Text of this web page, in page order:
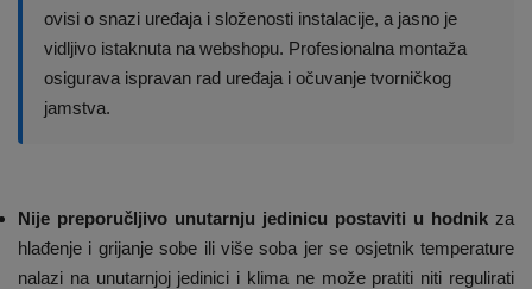
ovisi o snazi uređaja i složenosti instalacije, a jasno je
vidljivo istaknuta na webshopu. Profesionalna montaža
osigurava ispravan rad uređaja i očuvanje tvorničkog
jamstva.
Nije preporučljivo unutarnju jedinicu postaviti u hodnik za
hlađenje i grijanje sobe ili više soba jer se osjetnik temperature
nalazi na unutarnjoj jedinici i klima ne može pratiti niti regulirati